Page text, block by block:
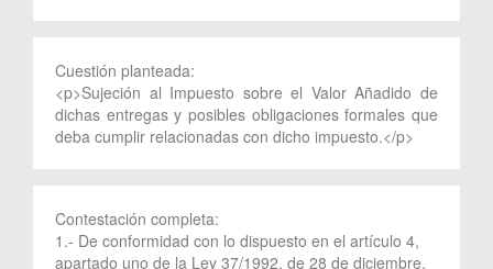
Cuestión planteada:
<p>Sujeción al Impuesto sobre el Valor Añadido de
dichas entregas y posibles obligaciones formales que
deba cumplir relacionadas con dicho impuesto.</p>
Contestación completa:
1.- De conformidad con lo dispuesto en el artículo 4,
apartado uno de la Ley 37/1992, de 28 de diciembre,